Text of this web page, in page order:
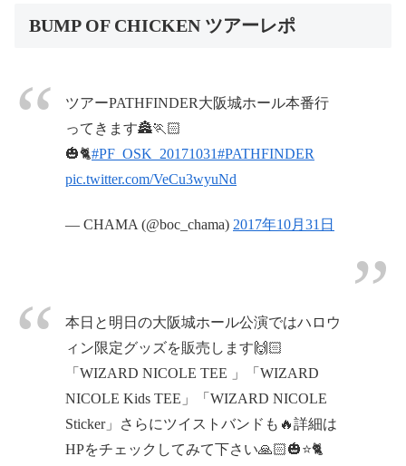
BUMP OF CHICKEN ツアーレポ
ツアーPATHFINDER大阪城ホール本番行
ってきます🏯🏃🏻
🎃🐈#PF_OSK_20171031#PATHFINDER
pic.twitter.com/VeCu3wyuNd
— CHAMA (@boc_chama) 2017年10月31日
本日と明日の大阪城ホール公演ではハロウ
ィン限定グッズを販売します🙌🏻
「WIZARD NICOLE TEE 」「WIZARD
NICOLE Kids TEE」「WIZARD NICOLE
Sticker」さらにツイストバンドも🔥詳細は
HPをチェックしてみて下さい🙏🏻🎃⭐️🐈